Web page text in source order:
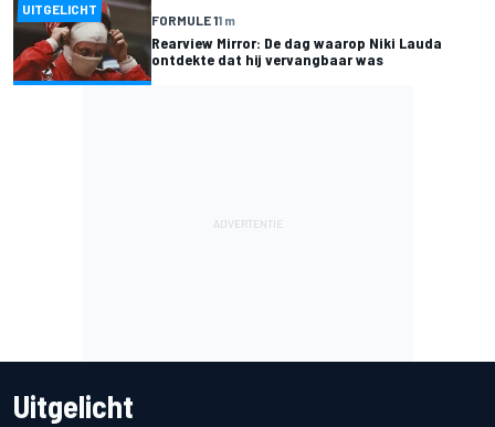
UITGELICHT
FORMULE 11 m
Rearview Mirror: De dag waarop Niki Lauda
ontdekte dat hij vervangbaar was
Uitgelicht